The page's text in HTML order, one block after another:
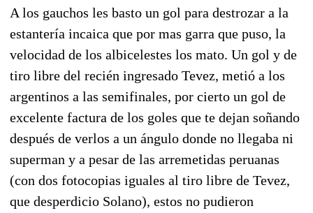
A los gauchos les basto un gol para destrozar a la
estantería incaica que por mas garra que puso, la
velocidad de los albicelestes los mato. Un gol y de
tiro libre del recién ingresado Tevez, metió a los
argentinos a las semifinales, por cierto un gol de
excelente factura de los goles que te dejan soñando
después de verlos a un ángulo donde no llegaba ni
superman y a pesar de las arremetidas peruanas
(con dos fotocopias iguales al tiro libre de Tevez,
que desperdicio Solano), estos no pudieron